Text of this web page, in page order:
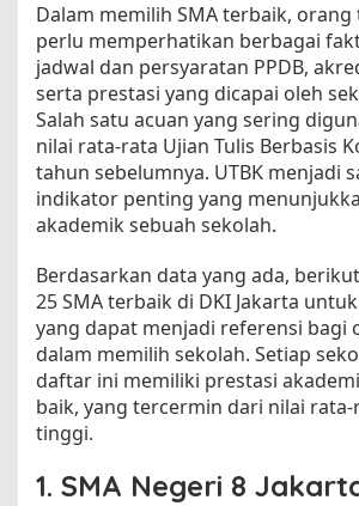
2
4
Dalam memilih SMA terbaik, orang
perlu memperhatikan berbagai
jadwal dan persyaratan PPDB,
serta prestasi yang dicapai oleh
Salah satu acuan yang sering
nilai rata-rata Ujian Tulis Berbasis
tahun sebelumnya. UTBK menjadi
indikator penting yang
akademik sebuah sekolah.
Berdasarkan data yang ada,
25 SMA terbaik di DKI Jakarta
yang dapat menjadi referensi bagi
dalam memilih sekolah. Setiap
daftar ini memiliki prestasi
baik, yang tercermin dari nilai rata-
tinggi.
1. SMA Negeri 8